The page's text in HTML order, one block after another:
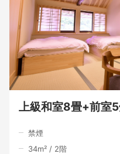
上級和室8畳+前室5
禁煙
34m² / 2階